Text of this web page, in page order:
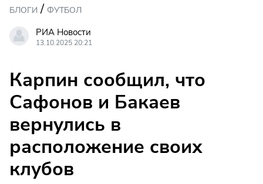
БЛОГИ / ФУТБОЛ
РИА Новости
13.10.2025 20:21
Карпин сообщил, что
Сафонов и Бакаев
вернулись в
расположение своих
клубов